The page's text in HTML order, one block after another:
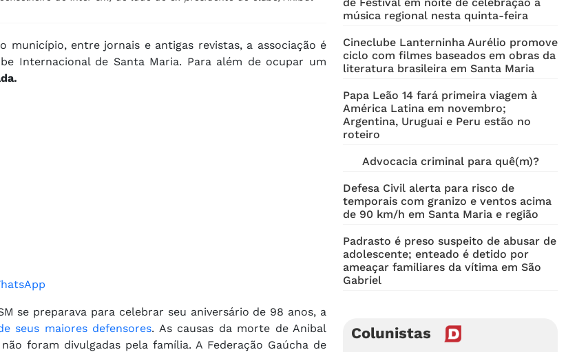
município, entre jornais e antigas revistas, a associação é
Internacional de Santa Maria. Para além de ocupar um
se preparava para celebrar seu aniversário de 98 anos, a
seus maiores defensores. As causas da morte de Anibal
foram divulgadas pela família. A Federação Gaúcha de
música regional nesta quinta-feira
Cineclube Lanterninha Aurélio promove
ciclo com filmes baseados em obras da
literatura brasileira em Santa Maria
Papa Leão 14 fará primeira viagem à
América Latina em novembro;
Argentina, Uruguai e Peru estão no
roteiro
Advocacia criminal para quê(m)?
Defesa Civil alerta para risco de
temporais com granizo e ventos acima
de 90 km/h em Santa Maria e região
Padrasto é preso suspeito de abusar de
adolescente; enteado é detido por
ameaçar familiares da vítima em São
Gabriel
Colunistas